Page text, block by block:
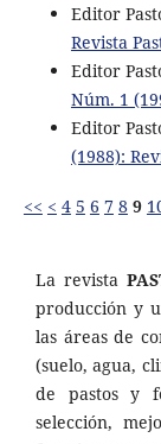
Editor
Revista
Editor
Núm. 1
Editor
(1988):
<< < 4 5 6 7 8 9
La revista
producción y
las áreas de
(suelo, agua,
de pastos y
selección,